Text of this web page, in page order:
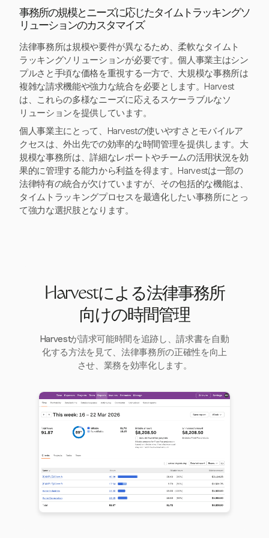
事務所の規模とニーズに応じたタイムトラッキングソ
リューションのカスタマイズ
法律事務所は規模や要件が異なるため、柔軟なタイムト
ラッキングソリューションが必要です。個人事業主はシン
プルさと手頃な価格を重視する一方で、大規模な事務所は
複雑な請求機能や強力な統合を必要とします。Harvest
は、これらの多様なニーズに応えるスケーラブルなソ
リューションを提供しています。
個人事業主にとって、Harvestの使いやすさとモバイルア
クセスは、外出先での効率的な時間管理を提供します。大
規模な事務所は、詳細なレポートやチームの活用状況を効
果的に管理する能力から利益を得ます。Harvestは一部の
法律特有の統合が欠けていますが、その包括的な機能は、
タイムトラッキングプロセスを最適化したい事務所にとっ
て強力な選択肢となります。
Harvestによる法律事務所
向けの時間管理
Harvestが請求可能時間を追跡し、請求書を自動
化する方法を見て、法律事務所の正確性を向上
させ、業務を効率化します。